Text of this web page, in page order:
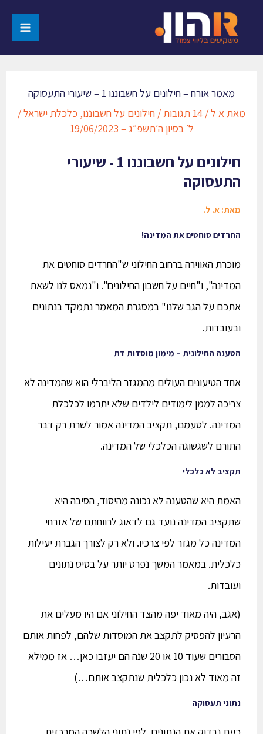
מאמר אורח – חילונים על חשבוננו 1 – שיעורי התעסוקה
מאתא ל /14 תגובות / חילונים על חשבוננו,כלכלת ישראל/
ל׳ בסיון ה׳תשפ״ג – 19/06/2023
חילונים על חשבוננו 1 - שיעורי
התעסוקה
מאת: א. ל.
החרדים סוחטים את המדינה!
מוכרת האווירה ברחוב החילוני ש"החרדים סוחטים את
המדינה", ו"חיים על חשבון החילונים". ו"נמאס לנו לשאת
אתכם על הגב שלנו" במסגרת המאמר נתמקד בנתונים
ובעובדות.
הטענה החילונית – מימון מוסדות דת
אחד הטיעונים העולים מהמגזר הליברלי הוא שהמדינה לא
צריכה לממן לימודים לילדים שלא יתרמו לכלכלת
המדינה. לטעמם, תקציב המדינה אמור לשרת רק דבר
התורם לשגשוגה הכלכלי של המדינה.
תקציב לא כלכלי
האמת היא שהטענה לא נכונה מהיסוד, הסיבה היא
שתקציב המדינה נועד גם לדאוג לרווחתם של אזרחי
המדינה כל מגזר לפי צרכיו. ולא רק לצורך הגברת יעילות
כלכלית. במאמר המשך נפרט יותר על בסיס נתונים
ועובדות.
(אגב, היה מאוד יפה מהצד החילוני אם היו מעלים את
הרעיון להפסיק לתקצב את המוסדות שלהם, לפחות אותם
הסבורים שעוד 10 או 20 שנה הם יעזבו כאן… אז ממילא
זה מאוד לא נכון כלכלית שנתקצב אותם…)
נתוני תעסוקה